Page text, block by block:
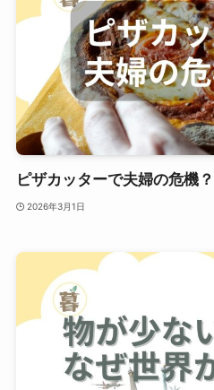
ピザカッターで夫婦の危機？
2026年3月1日